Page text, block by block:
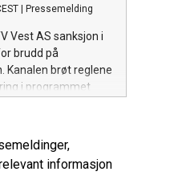
Pressemelding
Vest AS sanksjon i
brudd på
Kanalen brøt reglene
i programmet
informasjon